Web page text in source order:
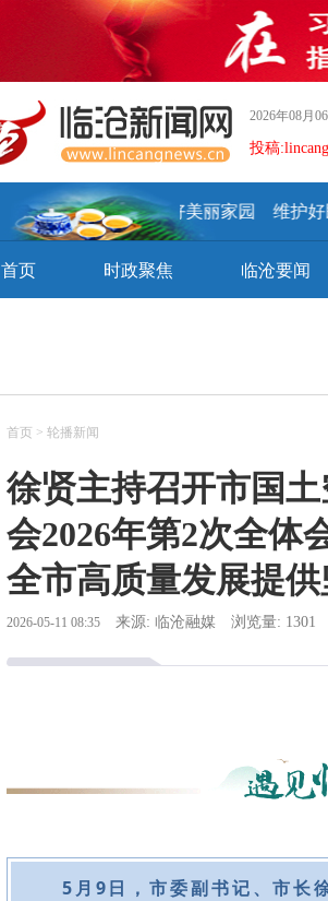
2026年08月
投稿
建设好美丽家园 维护好民
首页 时政聚焦 临沧要闻
首页 > 轮播新闻
徐贤主持召开市国
会2026年第2次全体
全市高质量发展提
2026-05-11 08:35 来源: 临沧融媒 浏览量: 1301
5月9日，市委副书记、市长